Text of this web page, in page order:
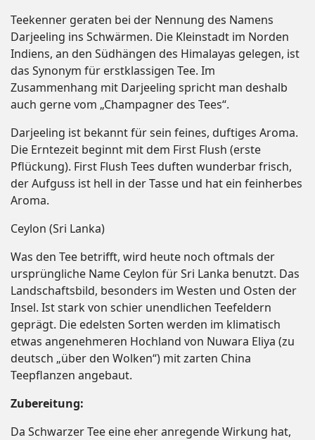
Teekenner geraten bei der Nennung des Namens
Darjeeling ins Schwärmen. Die Kleinstadt im Norden
Indiens, an den Südhängen des Himalayas gelegen, ist
das Synonym für erstklassigen Tee. Im
Zusammenhang mit Darjeeling spricht man deshalb
auch gerne vom „Champagner des Tees“.
Darjeeling ist bekannt für sein feines, duftiges Aroma.
Die Erntezeit beginnt mit dem First Flush (erste
Pflückung). First Flush Tees duften wunderbar frisch,
der Aufguss ist hell in der Tasse und hat ein feinherbes
Aroma.
Ceylon (Sri Lanka)
Was den Tee betrifft, wird heute noch oftmals der
ursprüngliche Name Ceylon für Sri Lanka benutzt. Das
Landschaftsbild, besonders im Westen und Osten der
Insel. Ist stark von schier unendlichen Teefeldern
geprägt. Die edelsten Sorten werden im klimatisch
etwas angenehmeren Hochland von Nuwara Eliya (zu
deutsch „über den Wolken“) mit zarten China
Teepflanzen angebaut.
Zubereitung:
Da Schwarzer Tee eine eher anregende Wirkung hat,